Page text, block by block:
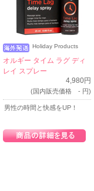
Holiday Products
オルギー タイム ラグ ディ
レイ スプレー
4,980円
(国内販売価格 - 円)
男性の時間と快感をUP！